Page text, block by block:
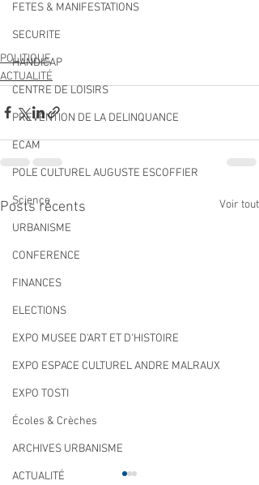
FETES & MANIFESTATIONS
SECURITE
HANDICAP
CENTRE DE LOISIRS
PREVENTION DE LA DELINQUANCE
ECAM
POLE CULTUREL AUGUSTE ESCOFFIER
Science
URBANISME
CONFERENCE
FINANCES
ELECTIONS
EXPO MUSEE D'ART ET D'HISTOIRE
EXPO ESPACE CULTUREL ANDRE MALRAUX
EXPO TOSTI
Écoles & Crèches
ARCHIVES URBANISME
ACTUALITÉ
POLITIQUE
ACTUALITÉ
Posts récents Voir tout